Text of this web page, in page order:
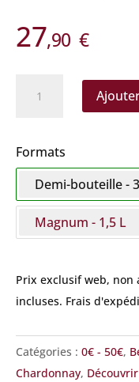
27,90 €
Salmon
-
Brut
Réserve
Formats
Demi-bouteille -
Magnum - 1,5 L
Prix exclusif web,
incluses. Frais
Catégories : 0€ - 50€,
Chardonnay,